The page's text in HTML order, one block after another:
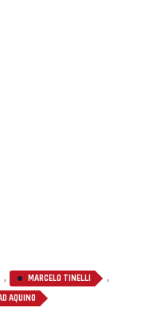
, MARCELO TINELLI ,
AQUINO